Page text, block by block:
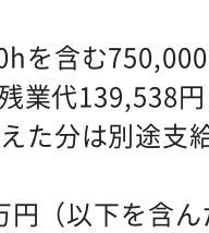
を含む
業代139,538円
分は別途支
円（以下を含